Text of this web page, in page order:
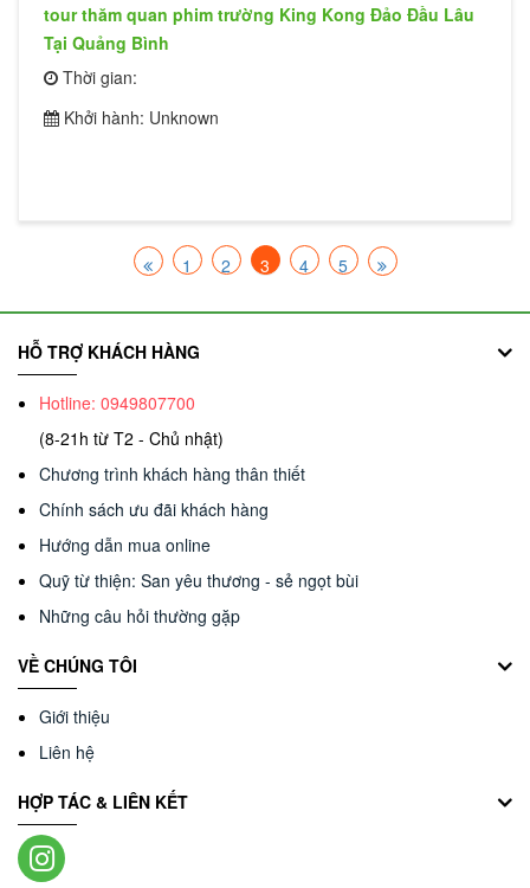
tour thăm quan phim trường King Kong Đảo Đầu Lâu
Tại Quảng Bình
Thời gian:
Khởi hành: Unknown
1 2 3 4 5
HỖ TRỢ KHÁCH HÀNG
Hotline: 0949807700
(8-21h từ T2 - Chủ nhật)
Chương trình khách hàng thân thiết
Chính sách ưu đãi khách hàng
Hướng dẫn mua online
Quỹ từ thiện: San yêu thương - sẻ ngọt bùi
Những câu hỏi thường gặp
VỀ CHÚNG TÔI
Giới thiệu
Liên hệ
HỢP TÁC & LIÊN KẾT